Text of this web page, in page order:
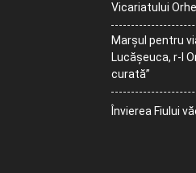
Vicariatului
Marșul pentru
Lucășeuca, r-l
curată”
Învierea Fiului